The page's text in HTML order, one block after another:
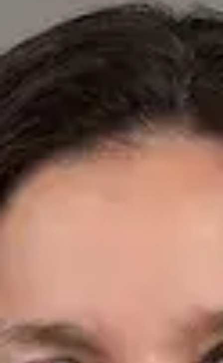
6 · Especialistas en Spain
Especialistas registrados en los colegios médicos nacionales.
Dr. Fidel Ernesto Mesa Prado — Cardiologist, Global Health
Health Spain. Book an online video consultation.
Cardiología Especialista
Dr. Fidel Ernesto Mesa Prado
Registro
CGCOM | 292911355
Dr. Leandro Wang — General Medicine Doctor, Global Health
Spain Dr. Leandro Wang — General Medicine Doctor at Global
Health Spain. Book an online video consultation.